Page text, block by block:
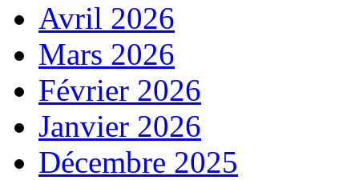
Avril 2026
Mars 2026
Février 2026
Janvier 2026
Décembre 2025